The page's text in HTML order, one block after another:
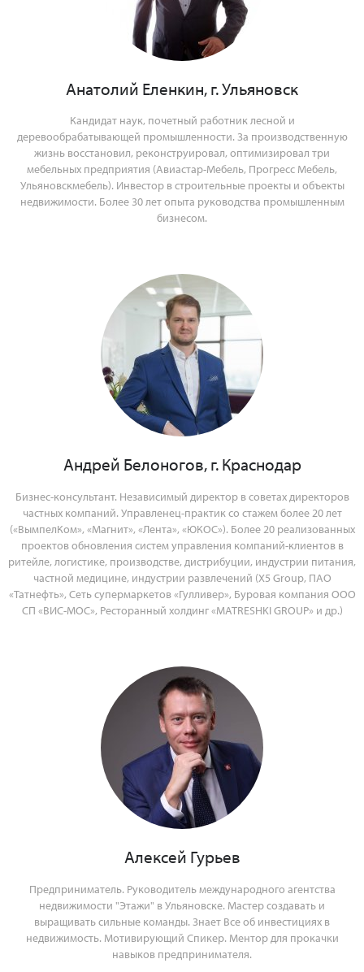
Анатолий Еленкин, г. Ульяновск
Кандидат наук, почетный работник лесной и
деревообрабатывающей промышленности. За производственную
жизнь восстановил, реконструировал, оптимизировал три
мебельных предприятия (Авиастар-Мебель, Прогресс Мебель,
Ульяновскмебель). Инвестор в строительные проекты и объекты
недвижимости. Более 30 лет опыта руководства промышленным
бизнесом.
Андрей Белоногов, г. Краснодар
Бизнес-консультант. Независимый директор в советах директоров
частных компаний. Управленец-практик со стажем более 20 лет
(«ВымпелКом», «Магнит», «Лента», «ЮКОС»). Более 20 реализованных
проектов обновления систем управления компаний-клиентов в
ритейле, логистике, производстве, дистрибуции, индустрии питания,
частной медицине, индустрии развлечений (Х5 Group, ПАО
«Татнефть», Сеть супермаркетов «Гулливер», Буровая компания ООО
СП «ВИС-МОС», Ресторанный холдинг «MATRESHKI GROUP» и др.)
Алексей Гурьев
Предприниматель. Руководитель международного агентства
недвижимости "Этажи" в Ульяновске. Мастер создавать и
выращивать сильные команды. Знает Все об инвестициях в
недвижимость. Мотивирующий Спикер. Ментор для прокачки
навыков предпринимателя.